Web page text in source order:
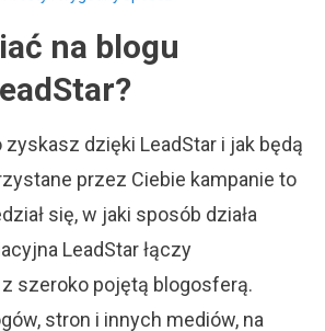
na blogu
dzięki LeadStar i jak będą
przez Ciebie kampanie to
się, w jaki sposób działa
LeadStar łączy
szeroko pojętą blogosferą.
stron i innych mediów, na